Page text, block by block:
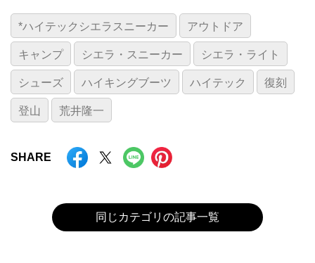
*ハイテックシエラスニーカー アウトドア
キャンプ シエラ・スニーカー シエラ・ライト
シューズ ハイキングブーツ ハイテック 復刻
登山 荒井隆一
SHARE
同じカテゴリの記事一覧